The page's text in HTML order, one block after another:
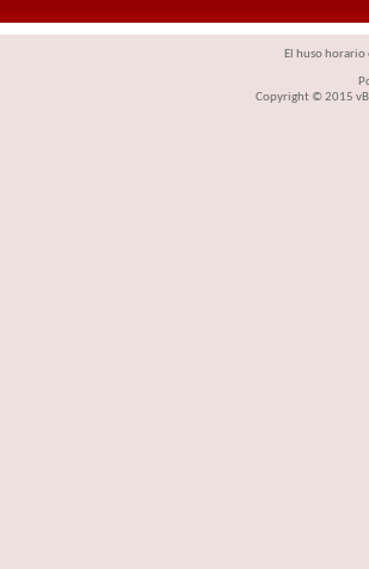
El huso horario
Copyright © 2015